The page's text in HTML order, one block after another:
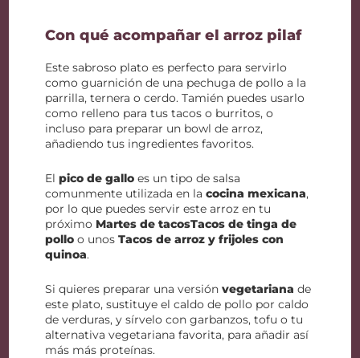
Con qué acompañar el arroz pilaf
Este sabroso plato es perfecto para servirlo
como guarnición de una pechuga de pollo a la
parrilla, ternera o cerdo. Tamién puedes usarlo
como relleno para tus tacos o burritos, o
incluso para preparar un bowl de arroz,
añadiendo tus ingredientes favoritos.
Elpico de gallo es un tipo de salsa
comunmente utilizada en lacocina mexicana,
por lo que puedes servir este arroz en tu
próximo Martes de tacosTacos de tinga de
pollo o unosTacos de arroz y frijoles con
quinoa.
Si quieres preparar una versiónvegetariana de
este plato, sustituye el caldo de pollo por caldo
de verduras, y sírvelo con garbanzos, tofu o tu
alternativa vegetariana favorita, para añadir así
más más proteínas.